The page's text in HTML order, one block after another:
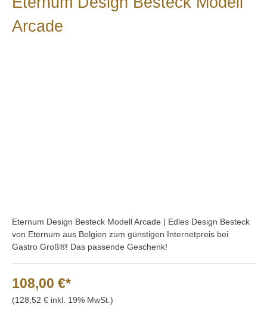
Arcade
Eternum Design Besteck Modell Arcade | Edles Design Besteck
von Eternum aus Belgien zum günstigen Internetpreis bei
Gastro Groß®! Das passende Geschenk!
108,00 €*
(128,52 € inkl. 19% MwSt.)